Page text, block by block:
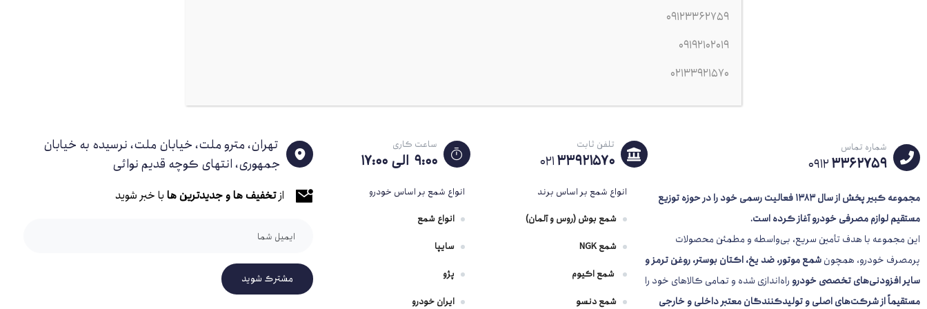
شماره تماس
09123362759
تلفن ثابت
02133921570
ساعت کاری
۹:۰۰ الی ۱۷:۰۰
تهران، مترو ملت، خیابان ملت، نرسیده به خیابان
جمهوری، انتهای کوچه قدیم نوائی
مجموعه کبیر پخش از سال 1383
فعالیت رسمی خود را در حوزه توزیع
مستقیم لوازم مصرفی خودرو آغاز کرده است.
این مجموعه با هدف تأمین سریع، بی‌واسطه و مطمئن محصولات
پرمصرف خودرو، همچونشمع موتور، ضد یخ، اکتان بوستر، روغن ترمز و
سایر افزودنی‌های تخصصی خودرو راه‌اندازی شده و تمامی کالاهای خود را
مستقیماً از شرکت‌های اصلی و تولیدکنندگان معتبر داخلی و خارجی
انواع شمع بر اساس برند
شمع بوش (روس و آلمان)
شمع NGK
شمع اکیوم
شمع دنسو
انواع شمع بر اساس خودرو
انواع شمع
سایپا
پژو
ایران خودرو
ازتخفیف ها و جدیدترین ها با خبر شوید
مشترک شوید
09123362759
09192102019
02133921570